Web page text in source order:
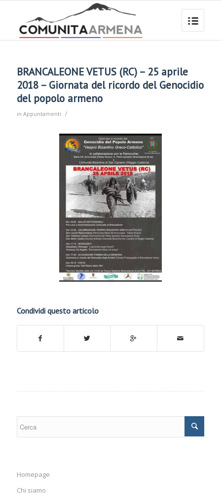
BRANCALEONE VETUS (RC) – 25 aprile
2018 – Giornata del ricordo del Genocidio
del popolo armeno
in Appuntamenti /
Condividi questo articolo
Homepage
Chi siamo